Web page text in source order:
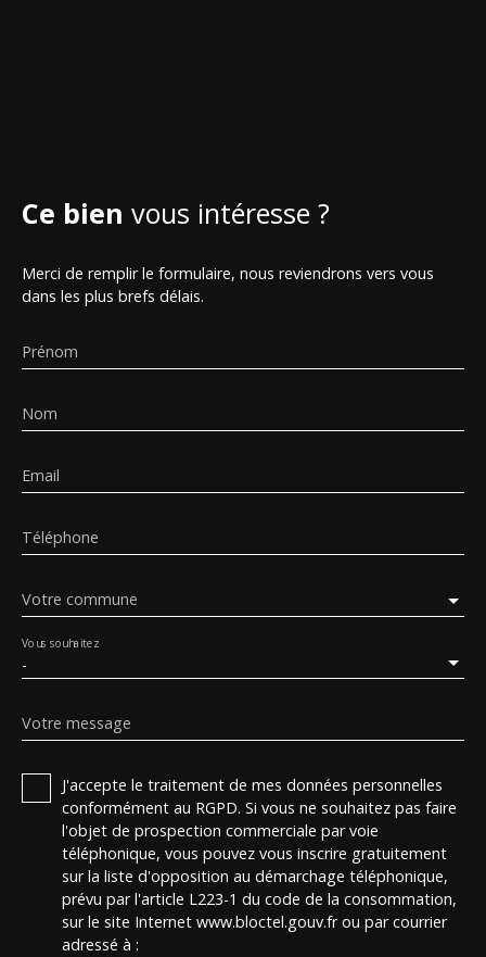
Ce bien vous intéresse ?
Merci de remplir le formulaire, nous reviendrons vers vous
dans les plus brefs délais.
Prénom
Nom
Email
Téléphone
Votre commune
-
Vous souhaitez
Votre message
J'accepte le traitement de mes données personnelles
conformément au RGPD. Si vous ne souhaitez pas faire
l'objet de prospection commerciale par voie
téléphonique, vous pouvez vous inscrire gratuitement
sur la liste d'opposition au démarchage téléphonique,
prévu par l'article L223-1 du code de la consommation,
sur le site Internet www.bloctel.gouv.fr ou par courrier
adressé à :